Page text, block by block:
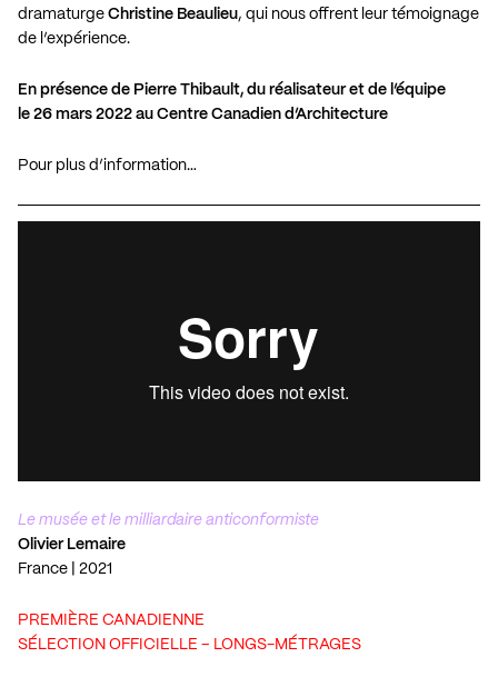
dramaturge Christine Beaulieu, qui nous offrent leur témoignage
de l’expérience.
En présence de Pierre Thibault, du réalisateur et de l’équipe
le 26 mars 2022 au Centre Canadien d’Architecture
Pour plus d’information…
Le musée et le milliardaire anticonformiste
Olivier Lemaire
France | 2021
PREMIÈRE CANADIENNE
SÉLECTION OFFICIELLE – LONGS-MÉTRAGES